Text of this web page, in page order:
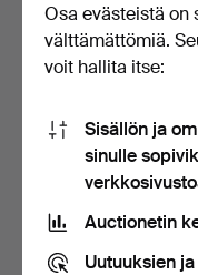
MODERN LIGHT OAK
CUPBOARD AND
27 USD
Osa evästeistä on
välttämättömiä.
voit hallita itse:
Sisällön ja
sinulle
Auctionetin
Uutuuksien